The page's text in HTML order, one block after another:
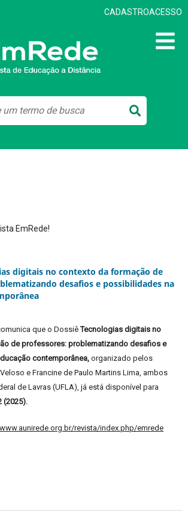
CADASTROACESSO
EmRede!
digitais no contexto da formação de
desafios e possibilidades na
que o DossiêTecnologias digitais no
de professores: problematizando desafios e
contemporânea, organizado pelos
e Francine de Paulo Martins Lima, ambos
de Lavras (UFLA), já está disponível para
(2025).
revista/index.php/emrede